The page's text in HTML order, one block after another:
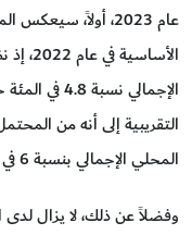
عام 2023، أولاً،
الإجمالي
التقريبية إلى أنه من
المحلي الإجمالي بنسبة 6 في المئة تقريباً في عام 2023.
وفضلاً عن ذلك، لا يزال